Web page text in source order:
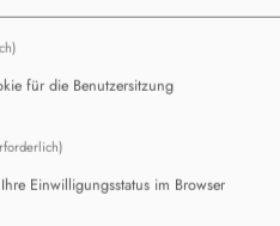
für die Benutzersitzung
Einwilligungsstatus im Browser